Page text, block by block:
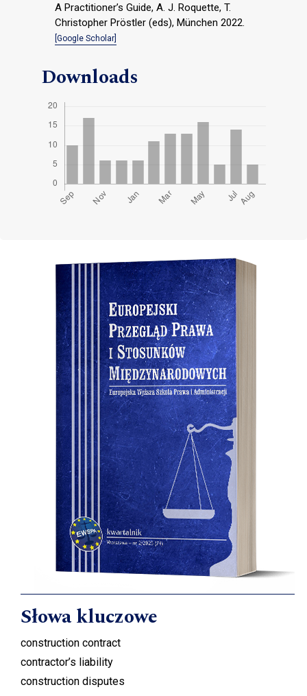
A Practitioner’s Guide, A. J. Roquette, T.
Christopher Pröstler (eds), München 2022.
[Google Scholar]
Downloads
Słowa kluczowe
construction contract
contractor’s liability
construction disputes